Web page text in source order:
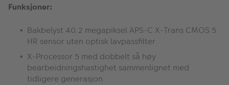
Funksjoner:
Bakbelyst 40.2 megapiksel APS-C X-Trans CMOS 5
HR sensor uten optisk lavpassfilter
X-Processor 5 med dobbelt så høy
bearbeidningshastighet sammenlignet med
tidligere generasjon